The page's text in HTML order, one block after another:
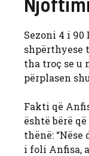
Sezoni 4 i
shpërthyese
tha troç se u
përplasen
Fakti që
është bërë
thënë:
i foli Anfisa,